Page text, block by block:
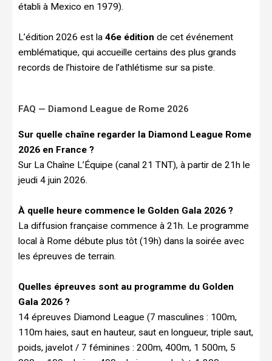
établi à Mexico en 1979).
L’édition 2026 est la 46e édition de cet événement
emblématique, qui accueille certains des plus grands
records de l’histoire de l’athlétisme sur sa piste.
FAQ — Diamond League de Rome 2026
Sur quelle chaîne regarder la Diamond League Rome
2026 en France ?
Sur La Chaîne L’Équipe (canal 21 TNT), à partir de 21h le
jeudi 4 juin 2026.
À quelle heure commence le Golden Gala 2026 ?
La diffusion française commence à 21h. Le programme
local à Rome débute plus tôt (19h) dans la soirée avec
les épreuves de terrain.
Quelles épreuves sont au programme du Golden
Gala 2026 ?
14 épreuves Diamond League (7 masculines : 100m,
110m haies, saut en hauteur, saut en longueur, triple saut,
poids, javelot / 7 féminines : 200m, 400m, 1 500m, 5